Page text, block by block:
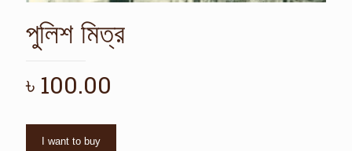
পুলিশ মিত্র
৳ 100.00
I want to buy